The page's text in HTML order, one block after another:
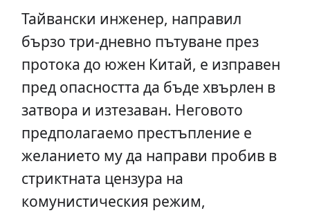
Тайвански инженер, направил
бързо три-дневно пътуване през
протока до южен Китай, е изправен
пред опасността да бъде хвърлен в
затвора и изтезаван. Неговото
предполагаемо престъпление е
желанието му да направи пробив в
стриктната цензура на
комунистическия режим,